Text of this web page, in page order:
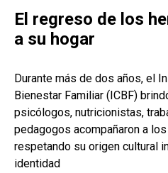
El regreso de los
a su hogar
Durante más de dos años, el
Bienestar Familiar (ICBF)
psicólogos, nutricionistas,
pedagogos acompañaron a
respetando su origen cultural
identidad